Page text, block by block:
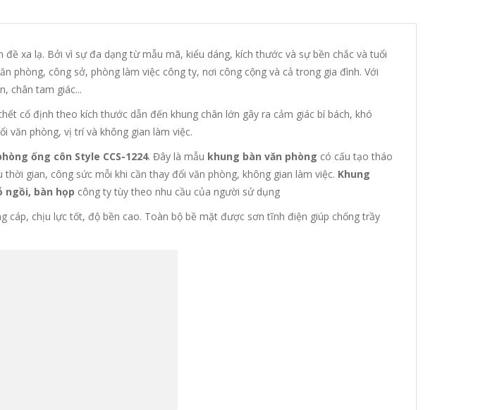
xa lạ. Bởi vì sự đa dạng từ mẫu mã, kiểu dáng, kích thước và sự bền chắc và tuổi
phòng, công sở, phòng làm việc công ty, nơi công cộng và cả trong gia đình. Với
chân tam giác...
cố định theo kích thước dẫn đến khung chân lớn gây ra cảm giác bí bách, khó
văn phòng, vị trí và không gian làm việc.
ống côn Style CCS-1224. Đây là mẫu khung bàn văn phòng có cấu tạo tháo
gian, công sức mỗi khi cần thay đổi văn phòng, không gian làm việc. Khung
ngồi, bàn họp công ty tùy theo nhu cầu của người sử dụng
cáp, chịu lực tốt, độ bền cao. Toàn bộ bề mặt được sơn tĩnh điện giúp chống trầy